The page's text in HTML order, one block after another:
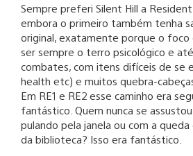
Sempre preferi Silent Hill a
embora o primeiro também tenha
original, exatamente porque o foco
ser sempre o terro psicológico e
combates, com itens difíceis de se
health etc) e muitos quebra-
Em RE1 e RE2 esse caminho era
fantástico. Quem nunca se
pulando pela janela ou com a
da biblioteca? Isso era fantástico.